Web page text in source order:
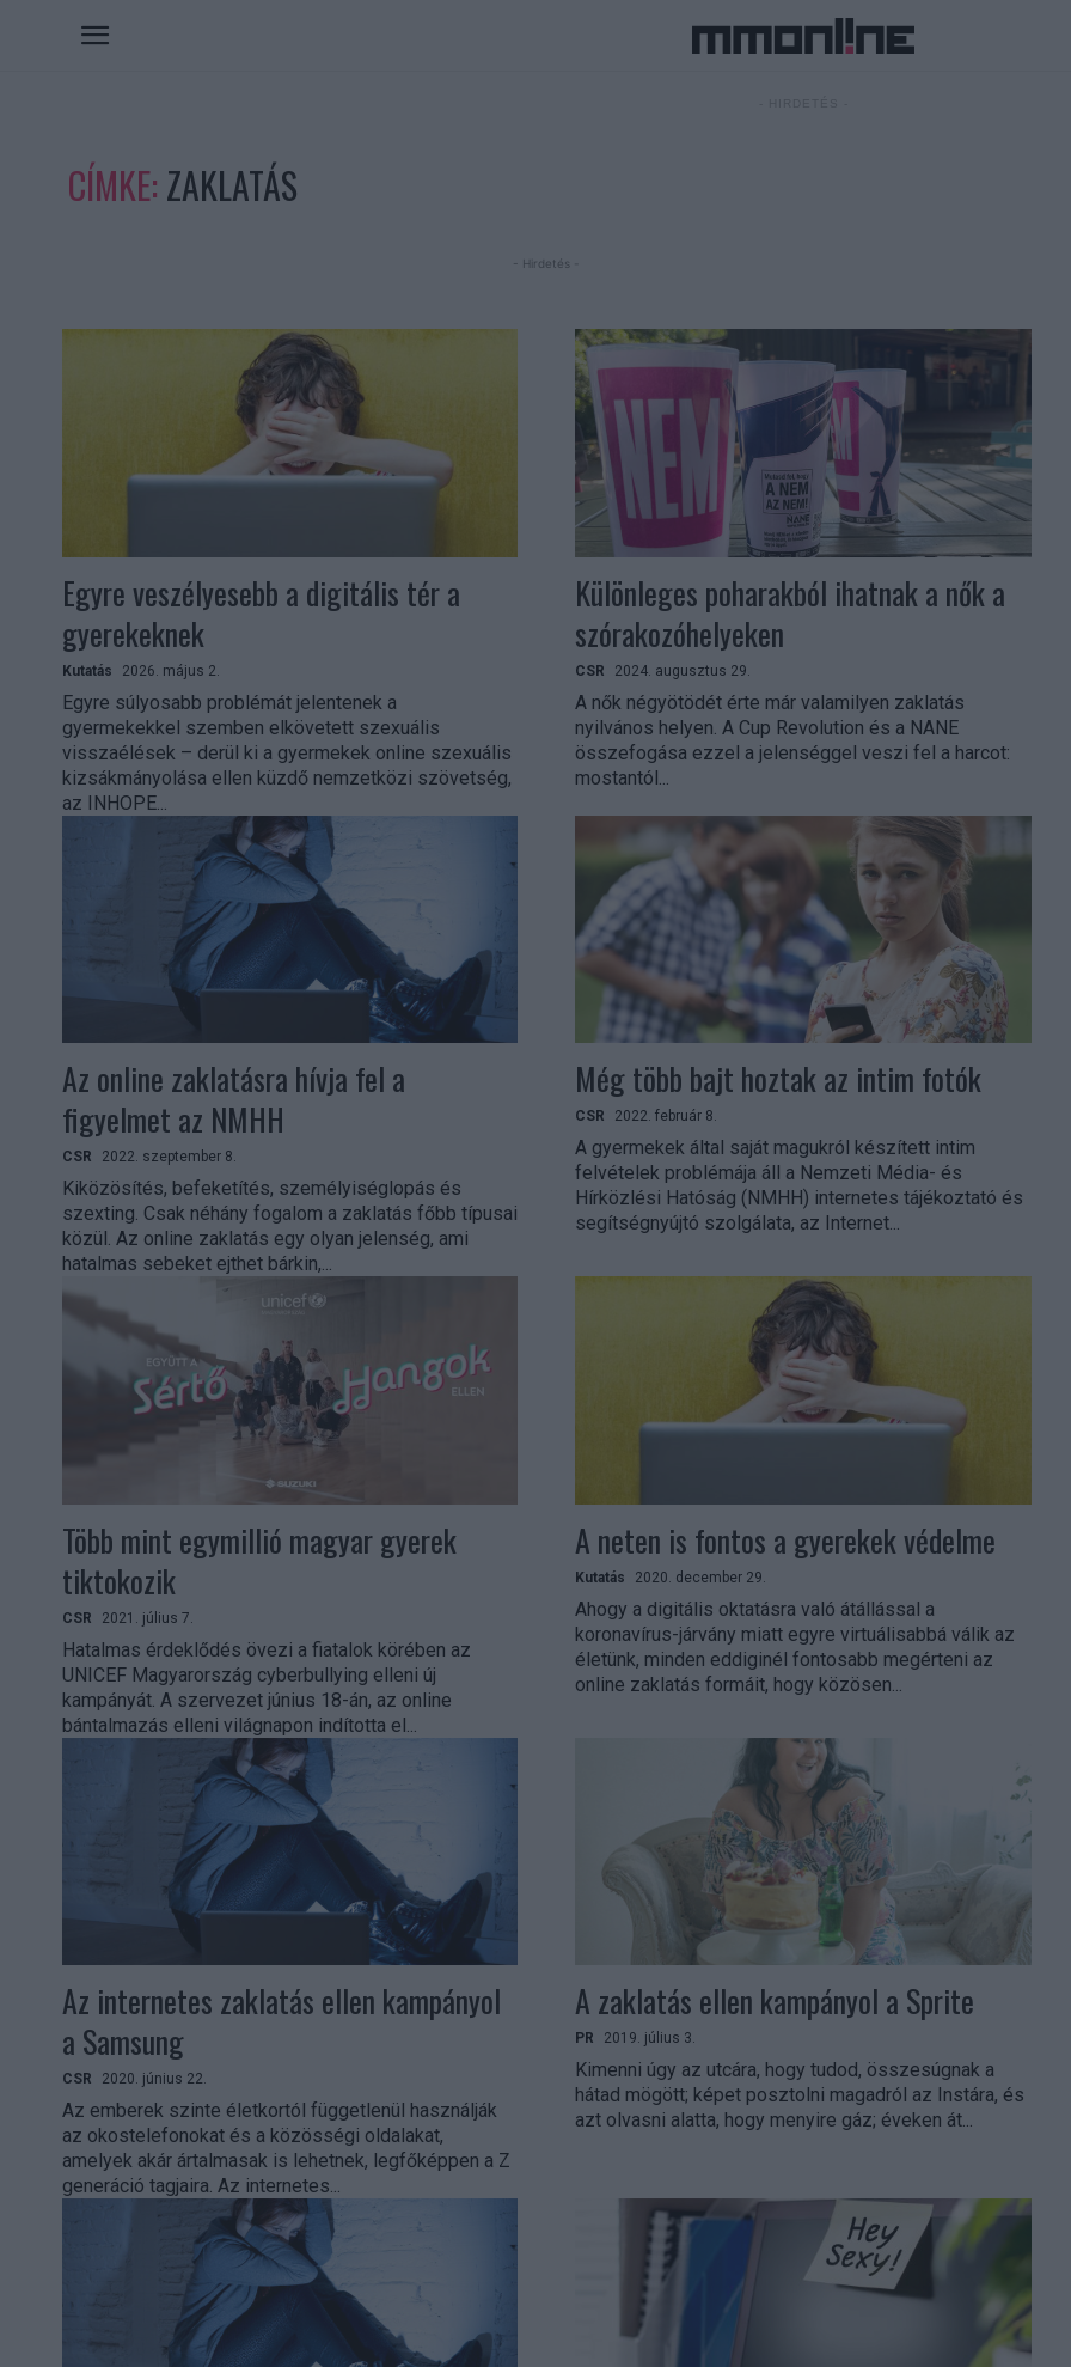
CÍMKE: ZAKLATÁS
- Hirdetés -
Egyre veszélyesebb a digitális tér a
gyerekeknek
Kutatás 2026. május 2.
Egyre súlyosabb problémát jelentenek a
gyermekekkel szemben elkövetett szexuális
visszaélések ­– derül ki a gyermekek online szexuális
kizsákmányolása ellen küzdő nemzetközi szövetség,
az INHOPE...
Különleges poharakból ihatnak a nők a
szórakozóhelyeken
CSR 2024. augusztus 29.
A nők négyötödét érte már valamilyen zaklatás
nyilvános helyen. A Cup Revolution és a NANE
összefogása ezzel a jelenséggel veszi fel a harcot:
mostantól...
Az online zaklatásra hívja fel a
figyelmet az NMHH
CSR 2022. szeptember 8.
Kiközösítés, befeketítés, személyiséglopás és
szexting. Csak néhány fogalom a zaklatás főbb típusai
közül. Az online zaklatás egy olyan jelenség, ami
hatalmas sebeket ejthet bárkin,...
Még több bajt hoztak az intim fotók
CSR 2022. február 8.
A gyermekek által saját magukról készített intim
felvételek problémája áll a Nemzeti Média- és
Hírközlési Hatóság (NMHH) internetes tájékoztató és
segítségnyújtó szolgálata, az Internet...
Több mint egymillió magyar gyerek
tiktokozik
CSR 2021. július 7.
Hatalmas érdeklődés övezi a fiatalok körében az
UNICEF Magyarország cyberbullying elleni új
kampányát. A szervezet június 18-án, az online
bántalmazás elleni világnapon indította el...
A neten is fontos a gyerekek védelme
Kutatás 2020. december 29.
Ahogy a digitális oktatásra való átállással a
koronavírus-járvány miatt egyre virtuálisabbá válik az
életünk, minden eddiginél fontosabb megérteni az
online zaklatás formáit, hogy közösen...
Az internetes zaklatás ellen kampányol
a Samsung
CSR 2020. június 22.
Az emberek szinte életkortól függetlenül használják
az okostelefonokat és a közösségi oldalakat,
amelyek akár ártalmasak is lehetnek, legfőképpen a Z
generáció tagjaira. Az internetes...
A zaklatás ellen kampányol a Sprite
PR 2019. július 3.
Kimenni úgy az utcára, hogy tudod, összesúgnak a
hátad mögött; képet posztolni magadról az Instára, és
azt olvasni alatta, hogy menyire gáz; éveken át...